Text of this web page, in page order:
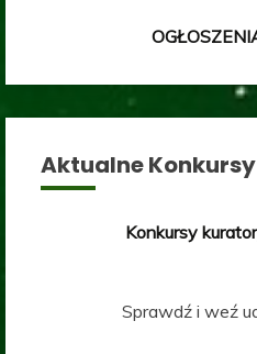
Aktualne Konkursy
Konkursy
Sprawdź i weź